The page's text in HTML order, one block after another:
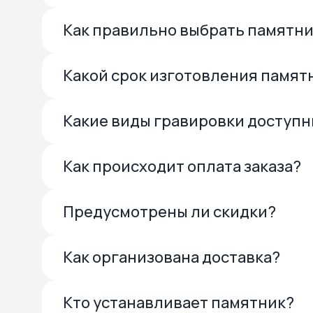
Как правильно выбрать
Какой срок изготовления
Какие виды гравировки
Как происходит оплата заказа?
Предусмотрены ли скидки?
Как организована доставка?
Кто устанавливает памятник?